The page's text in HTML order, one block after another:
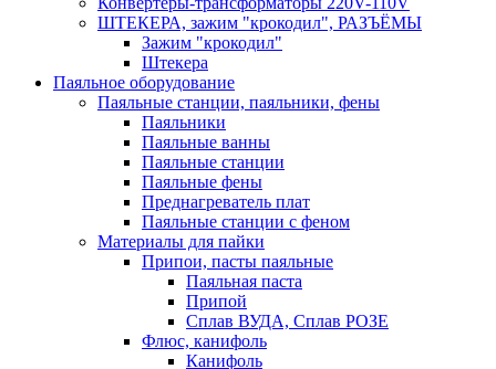
ШТЕКЕРА, зажим "крокодил", РАЗЪЁМЫ
Зажим "крокодил"
Штекера
Паяльное оборудование
Паяльные станции, паяльники, фены
Паяльники
Паяльные ванны
Паяльные станции
Паяльные фены
Преднагреватель плат
Паяльные станции с феном
Материалы для пайки
Припои, пасты паяльные
Паяльная паста
Припой
Сплав ВУДА, Сплав РОЗЕ
Флюс, канифоль
Канифоль